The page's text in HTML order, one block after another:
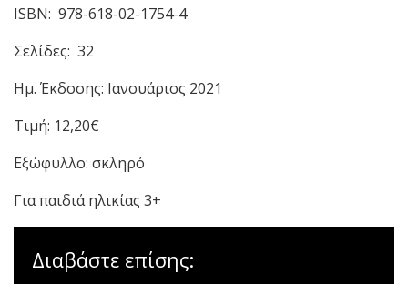
ISBN: 978-618-02-1754-4
Σελίδες: 32
Ημ. Έκδοσης: Ιανουάριος 2021
Τιμή: 12,20€
Εξώφυλλο: σκληρό
Για παιδιά ηλικίας 3+
Διαβάστε επίσης: